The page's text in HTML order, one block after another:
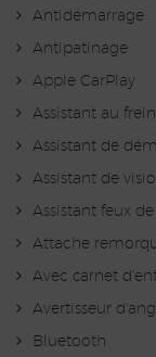
Antidémarrage
Antipatinage
Apple CarPlay
Assistant au
Assistant de
Assistant de
Assistant feux
Attache
Avec carnet
Avertisseur
Bluetooth